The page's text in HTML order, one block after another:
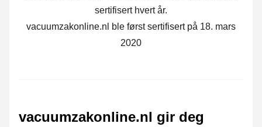
sertifisert hvert år.
vacuumzakonline.nl ble først sertifisert på 18. mars
2020
vacuumzakonline.nl gir deg